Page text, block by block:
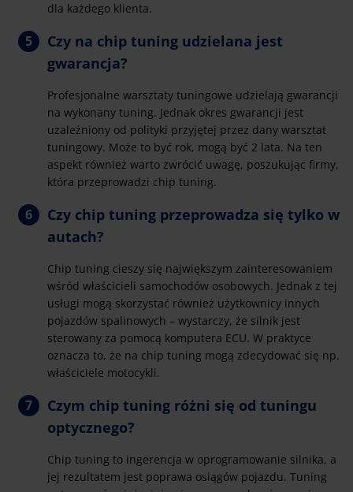
dla każdego klienta.
Czy na chip tuning udzielana jest
gwarancja?
Profesjonalne warsztaty tuningowe udzielają gwarancji
na wykonany tuning. Jednak okres gwarancji jest
uzależniony od polityki przyjętej przez dany warsztat
tuningowy. Może to być rok, mogą być 2 lata. Na ten
aspekt również warto zwrócić uwagę, poszukując firmy,
która przeprowadzi chip tuning.
Czy chip tuning przeprowadza się tylko w
autach?
Chip tuning cieszy się największym zainteresowaniem
wśród właścicieli samochodów osobowych. Jednak z tej
usługi mogą skorzystać również użytkownicy innych
pojazdów spalinowych – wystarczy, że silnik jest
sterowany za pomocą komputera ECU. W praktyce
oznacza to, że na chip tuning mogą zdecydować się np.
właściciele motocykli.
Czym chip tuning różni się od tuningu
optycznego?
Chip tuning to ingerencja w oprogramowanie silnika, a
jej rezultatem jest poprawa osiągów pojazdu. Tuning